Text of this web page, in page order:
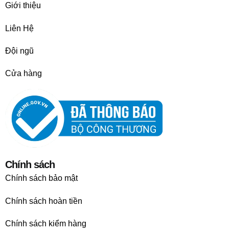
Giới thiệu
Liên Hệ
Đội ngũ
Cửa hàng
Chính sách
Chính sách bảo mật
Chính sách hoàn tiền
Chính sách kiểm hàng